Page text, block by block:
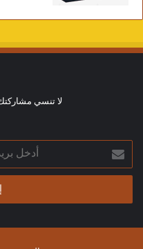
لا تنسي
أدخل
بريدك
الإلكتروني